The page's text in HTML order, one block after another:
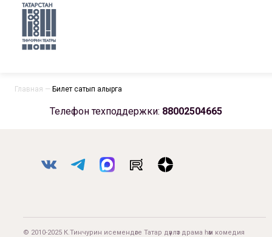
Главная — Билет сатып алырга
Телефон техподдержки: 88002504665
© 2010-2025 К.Тинчурин исемендәге Татар дәүләт драма һәм комедия